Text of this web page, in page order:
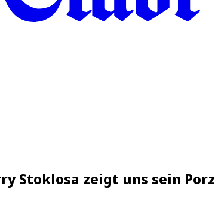
Stoklosa zeigt uns sein Porz